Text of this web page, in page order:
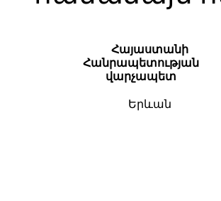
Հայաստանի
Հանրապետության
վարչապետ
Երևան